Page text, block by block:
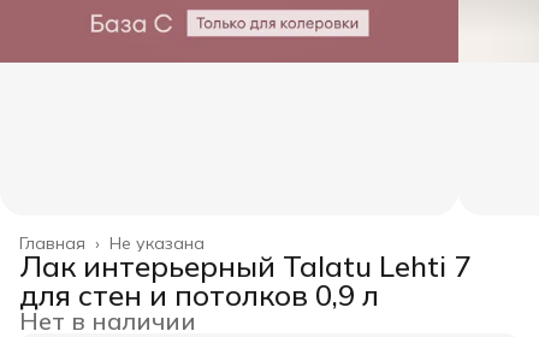
Не указана
Главная ›
Лак интерьерный Talatu Lehti 7
для стен и потолков 0,9 л
Нет в наличии